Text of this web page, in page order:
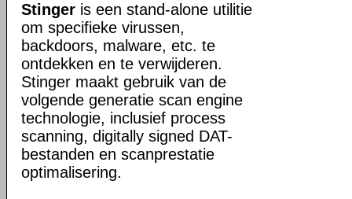
Stinger is een stand-alone utilitie
om specifieke virussen,
backdoors, malware, etc. te
ontdekken en te verwijderen.
Stinger maakt gebruik van de
volgende generatie scan engine
technologie, inclusief process
scanning, digitally signed DAT-
bestanden en scanprestatie
optimalisering.